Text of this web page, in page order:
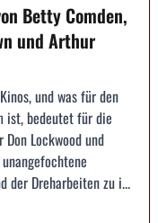
Betty Comden,
und Arthur
und was für den
ist, bedeutet für die
Lockwood und
der Dreharbeiten zu i...